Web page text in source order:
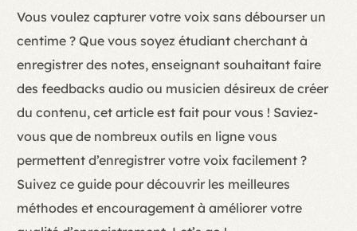
Vous voulez capturer votre voix sans débourser un
centime ? Que vous soyez étudiant cherchant à
enregistrer des notes, enseignant souhaitant faire
des feedbacks audio ou musicien désireux de créer
du contenu, cet article est fait pour vous ! Saviez-
vous que de nombreux outils en ligne vous
permettent d’enregistrer votre voix facilement ?
Suivez ce guide pour découvrir les meilleures
méthodes et encouragement à améliorer votre